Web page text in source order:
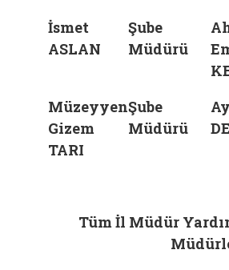
İsmet
ASLAN
Şube
Müdürü
Müzeyyen
Gizem
TARI
Şube
Müdürü
Tüm İl Müdür